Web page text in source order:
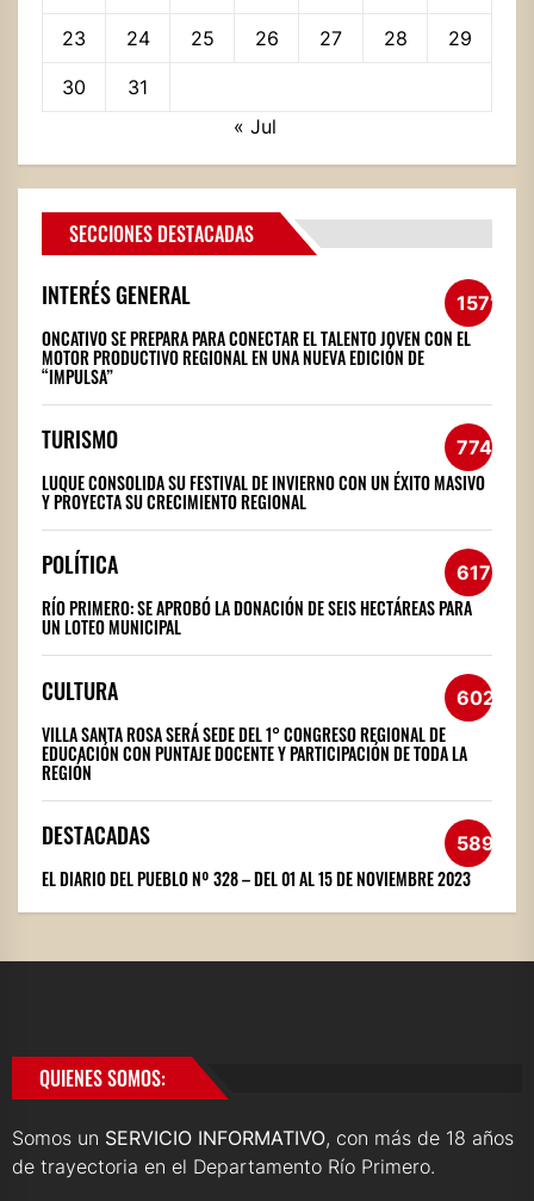
23 24 25 26 27 28 29
30
31
« Jul
SECCIONES DESTACADAS
INTERÉS GENERAL 1571
ONCATIVO SE PREPARA PARA CONECTAR EL TALENTO JOVEN CON EL
MOTOR PRODUCTIVO REGIONAL EN UNA NUEVA EDICIÓN DE
“IMPULSA”
TURISMO 774
LUQUE CONSOLIDA SU FESTIVAL DE INVIERNO CON UN ÉXITO MASIVO
Y PROYECTA SU CRECIMIENTO REGIONAL
POLÍTICA 617
RÍO PRIMERO: SE APROBÓ LA DONACIÓN DE SEIS HECTÁREAS PARA
UN LOTEO MUNICIPAL
CULTURA 602
VILLA SANTA ROSA SERÁ SEDE DEL 1° CONGRESO REGIONAL DE
EDUCACIÓN CON PUNTAJE DOCENTE Y PARTICIPACIÓN DE TODA LA
REGIÓN
DESTACADAS 589
EL DIARIO DEL PUEBLO Nº 328 – DEL 01 AL 15 DE NOVIEMBRE 2023
QUIENES SOMOS:
Somos un SERVICIO INFORMATIVO, con más de 18 años
de trayectoria en el Departamento Río Primero.